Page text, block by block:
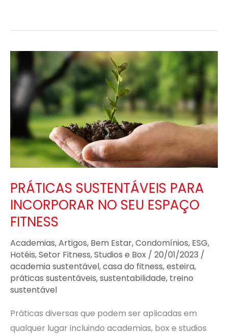
PRÁTICAS SUSTENTÁVEIS PARA
INCORPORAR NO SEU ESPAÇO
FITNESS
Academias,Artigos, Bem Estar,Condomínios, ESG,
Hotéis,Setor Fitness,Studios e Box / 20/01/2023 /
academia sustentável,casa do fitness,esteira,
práticas sustentáveis,sustentabilidade, treino
sustentável
Práticas diversas que podem ser aplicadas em
qualquer lugar incluindo academias, box e studios
PRÁTICAS
SUSTENTÁVEIS
PARA
INCORPORAR
ESPAÇO
FITNESS